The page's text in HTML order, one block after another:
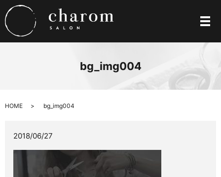
メ
bg_img004
HOME bg_img004
2018/06/27